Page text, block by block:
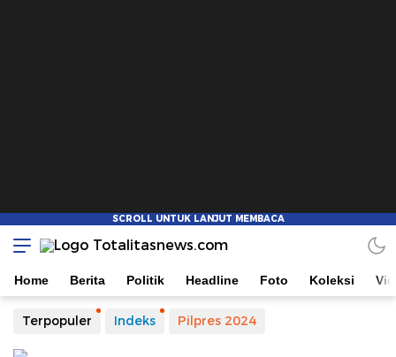
Home Berita Politik Headline Foto Koleksi
Terpopuler Indeks Pilpres 2024